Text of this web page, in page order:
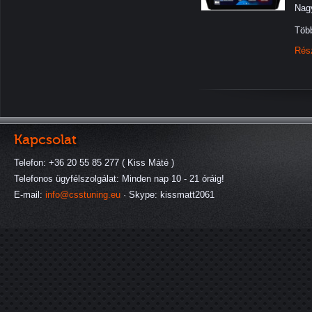
Kapcsolat
Telefon: +36 20 55 85 277 ( Kiss Máté )
Telefonos ügyfélszolgálat: Minden nap 10 - 21 óráig!
E-mail: info@csstuning.eu · Skype: kissmatt2061